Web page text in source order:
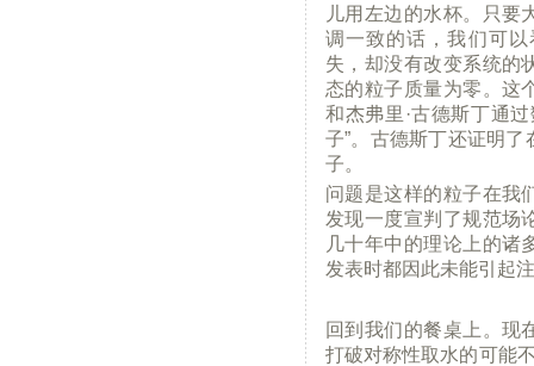
儿用左边的水杯。只要
调一致的话，我们可
失，却没有改变系统的
态的粒子质量为零。这
和杰弗里·古德斯丁通
子”。古德斯丁还证明
子。
问题是这样的粒子在我
发现一度宣判了规范场
几十年中的理论上的诸
发表时都因此未能引起
回到我们的餐桌上。现
打破对称性取水的可能